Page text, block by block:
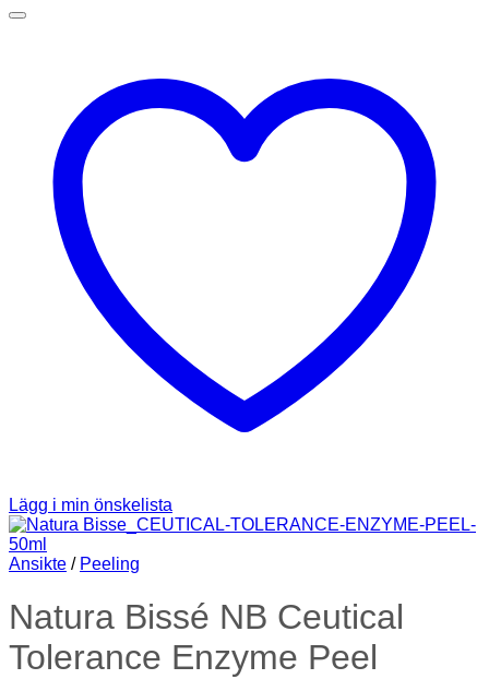
Lägg i min önskelista
Ansikte / Peeling
Natura Bissé NB Ceutical
Tolerance Enzyme Peel